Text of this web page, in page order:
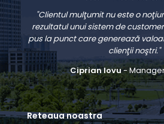
"Clientul mulţumit nu este o
rezultatul unui sistem de
pus la punct care generează
clienţii noştri."
Ciprian Iovu-
Reteaua noastra